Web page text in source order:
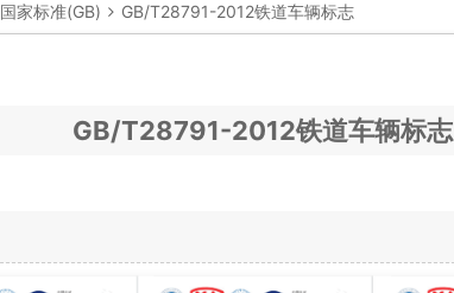
国家标准(GB) GB/T28791-2012铁道车辆标志
GB/T28791-2012铁道车辆标志